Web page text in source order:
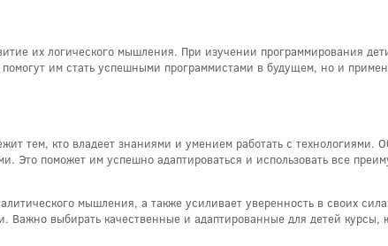
их логического мышления. При изучении программирования
им стать успешными программистами в будущем, но и
тем, кто владеет знаниями и умением работать с технологиями.
поможет им успешно адаптироваться и использовать все
мышления, а также усиливает уверенность в своих
Важно выбирать качественные и адаптированные для детей курсы,